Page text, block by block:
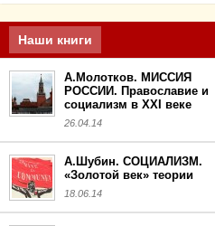
Наши книги
А.Молотков. МИССИЯ
РОССИИ. Православие и
социализм в XXI веке
26.04.14
А.Шубин. СОЦИАЛИЗМ.
«Золотой век» теории
18.06.14